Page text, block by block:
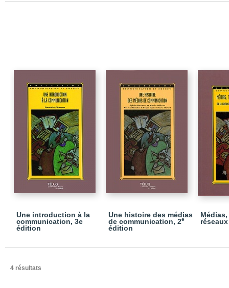
Une introduction à la
communication, 3e
édition
Une histoire des médias
de communication, 2e
édition
réseaux
4 résultats